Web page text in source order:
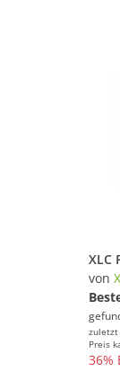
von
zuletzt
Preis
36%